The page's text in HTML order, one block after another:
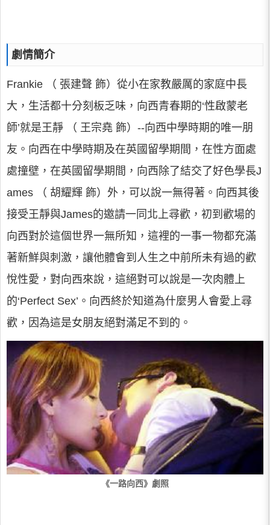
劇情簡介
Frankie （ 張建聲 飾）從小在家教嚴厲的家庭中長
大，生活都十分刻板乏味，向西青春期的‘性啟蒙老
師’就是王靜 （ 王宗堯 飾）--向西中學時期的唯一朋
友。向西在中學時期及在英國留學期間，在性方面處
處撞壁，在英國留學期間，向西除了結交了好色學長J
ames （ 胡耀輝 飾）外，可以說一無得著。向西其後
接受王靜與James的邀請一同北上尋歡，初到歡場的
向西對於這個世界一無所知，這裡的一事一物都充滿
著新鮮與刺激，讓他體會到人生之中前所未有過的歡
悅性愛，對向西來說，這絕對可以說是一次肉體上
的‘Perfect Sex’。向西終於知道為什麼男人會愛上尋
歡，因為這是女朋友絕對滿足不到的。
《一路向西》劇照